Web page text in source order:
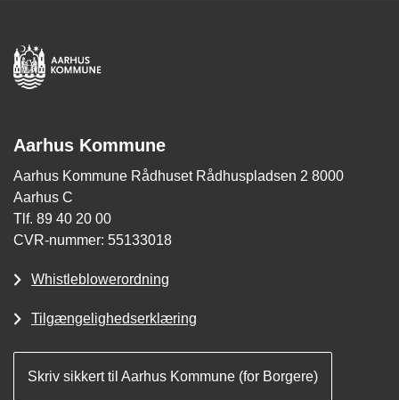
Aarhus Kommune
Aarhus Kommune Rådhuset Rådhuspladsen 2 8000
Aarhus C
Tlf. 89 40 20 00
CVR-nummer: 55133018
Whistleblowerordning
Tilgængelighedserklæring
Skriv sikkert til Aarhus Kommune (for Borgere)